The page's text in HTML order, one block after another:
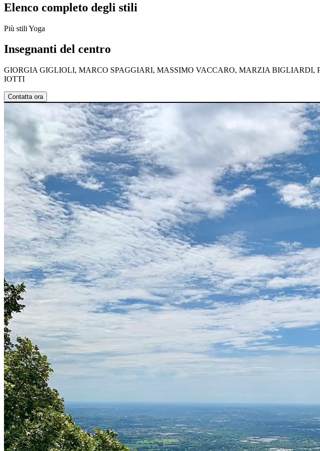
Elenco completo degli stili
Più stili Yoga
Insegnanti del centro
GIORGIA GIGLIOLI, MARCO SPAGGIARI, MASSIMO VACCARO, MARZIA
IOTTI
Contatta ora